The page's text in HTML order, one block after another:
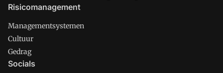
Risicomanagement
Managementsystemen
Cultuur
Gedrag
Socials